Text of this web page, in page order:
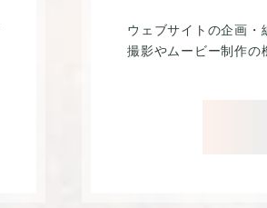
ウェブサイトの企画
撮影やムービー制作の